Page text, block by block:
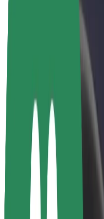
Colabora con Bolt
Conductores
Ingresos de
Repartidores
Ingresos de
Comercios de Bolt
Flotas